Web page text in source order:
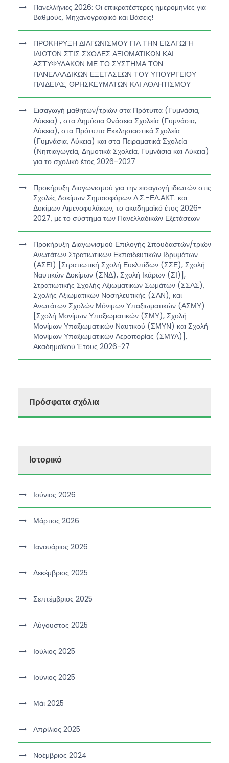
Πανελλήνιες 2026: Οι επικρατέστερες ημερομηνίες για
Βαθμούς, Μηχανογραφικό και Βάσεις!
ΠΡΟΚΗΡΥΞΗ ΔΙΑΓΩΝΙΣΜΟΥ ΓΙΑ ΤΗΝ ΕΙΣΑΓΩΓΗ
ΙΔΙΩΤΩΝ ΣΤΙΣ ΣΧΟΛΕΣ ΑΞΙΩΜΑΤΙΚΩΝ ΚΑΙ
ΑΣΤΥΦΥΛΑΚΩΝ ΜΕ ΤΟ ΣΥΣΤΗΜΑ ΤΩΝ
ΠΑΝΕΛΛΑΔΙΚΩΝ ΕΞΕΤΑΣΕΩΝ ΤΟΥ ΥΠΟΥΡΓΕΙΟΥ
ΠΑΙΔΕΙΑΣ, ΘΡΗΣΚΕΥΜΑΤΩΝ ΚΑΙ ΑΘΛΗΤΙΣΜΟΥ
Εισαγωγή μαθητών/τριών στα Πρότυπα (Γυμνάσια,
Λύκεια) , στα Δημόσια Ωνάσεια Σχολεία (Γυμνάσια,
Λύκεια), στα Πρότυπα Εκκλησιαστικά Σχολεία
(Γυμνάσια, Λύκεια) και στα Πειραματικά Σχολεία
(Νηπιαγωγεία, Δημοτικά Σχολεία, Γυμνάσια και Λύκεια)
για το σχολικό έτος 2026-2027
Προκήρυξη Διαγωνισμού για την εισαγωγή ιδιωτών στις
Σχολές Δοκίμων Σημαιοφόρων Λ.Σ.-ΕΛ.ΑΚΤ. και
Δοκίμων Λιμενοφυλάκων, το ακαδημαϊκό έτος 2026-
2027, με το σύστημα των Πανελλαδικών Εξετάσεων
Προκήρυξη Διαγωνισμού Επιλογής Σπουδαστών/τριών
Ανωτάτων Στρατιωτικών Εκπαιδευτικών Ιδρυμάτων
(ΑΣΕΙ) [Στρατιωτική Σχολή Ευελπίδων (ΣΣΕ), Σχολή
Ναυτικών Δοκίμων (ΣΝΔ), Σχολή Ικάρων (ΣΙ)],
Στρατιωτικής Σχολής Αξιωματικών Σωμάτων (ΣΣΑΣ),
Σχολής Αξιωματικών Νοσηλευτικής (ΣΑΝ), και
Ανωτάτων Σχολών Μόνιμων Υπαξιωματικών (ΑΣΜΥ)
[Σχολή Μονίμων Υπαξιωματικών (ΣΜΥ), Σχολή
Μονίμων Υπαξιωματικών Ναυτικού (ΣΜΥΝ) και Σχολή
Μονίμων Υπαξιωματικών Αεροπορίας (ΣΜΥΑ)],
Ακαδημαϊκού Έτους 2026-27
Πρόσφατα σχόλια
Ιστορικό
Ιούνιος 2026
Μάρτιος 2026
Ιανουάριος 2026
Δεκέμβριος 2025
Σεπτέμβριος 2025
Αύγουστος 2025
Ιούλιος 2025
Ιούνιος 2025
Μάι 2025
Απρίλιος 2025
Νοέμβριος 2024